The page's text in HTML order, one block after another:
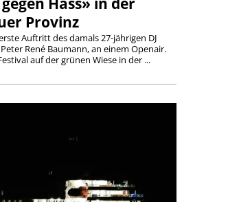
Provinz
Auftritt des damals 27-jährigen DJ
René Baumann, an einem Openair.
auf der grünen Wiese in der ...